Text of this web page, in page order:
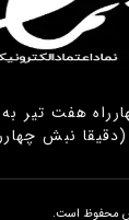
هفت تیر
(دقیقا نبش
محفوظ است.